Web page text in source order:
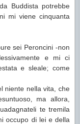
Buddista potrebbe
mi viene cinquanta
sei Peroncini -non
e mi ci
e sleale; come
niente nella vita, che
ma allora,
te tremila
occupo di lei e della